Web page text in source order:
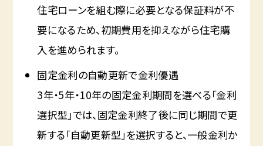
住宅ローンを組む際に必要となる保証料が不
要になるため、初期費用を抑えながら住宅購
入を進められます。
固定金利の自動更新で金利優遇
3年・5年・10年の固定金利期間を選べる「金利
選択型」では、固定金利終了後に同じ期間で更
新する「自動更新型」を選択すると、一般金利か